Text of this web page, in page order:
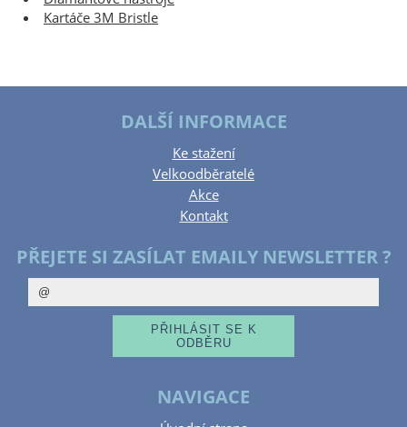
Kartáče 3M Bristle
DALŠÍ INFORMACE
Ke stažení
Velkoodběratelé
Akce
Kontakt
PŘEJETE SI ZASÍLAT EMAILY NEWSLETTER ?
NAVIGACE